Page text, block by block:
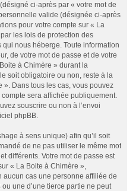
ci-après par « votre mot de
valide (désignée ci-après
pour votre compte sur « La
les lois de protection des
nous héberge. Toute information
de votre mot de passe et de votre
à Chimère » durant la
soit obligatoire ou non, reste à la
Dans tous les cas, vous pouvez
sera affichée publiquement.
souscrire ou non à l’envoi
phpBB.
à sens unique) afin qu’il soit
de ne pas utiliser le même mot
différents. Votre mot de passe est
« La Boite à Chimère »,
cas une personne affiliée de
une d’une tierce partie ne peut